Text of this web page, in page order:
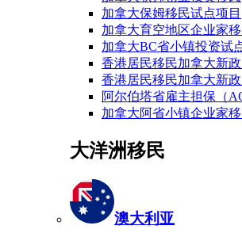
加拿大保姆移民试点项目
加拿大育空地区企业家
加拿大BC省小镇投资试
香港居民移民加拿大新政
香港居民移民加拿大新政
阿尔伯塔省雇主担保（
加拿大阿省小镇企业家
大洋洲移民
澳大利亚